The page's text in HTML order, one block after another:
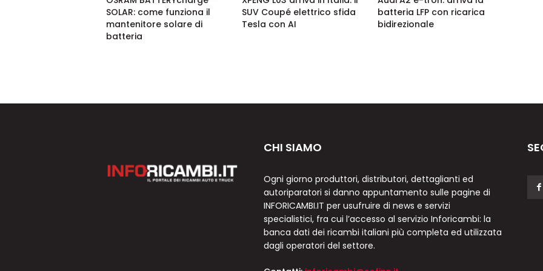
SOLAR: come funziona il
mantenitore solare di
batteria
SUV Coupé elettrico sfida
Tesla con AI
batteria LFP con ricarica
bidirezionale
CHI SIAMO
Ogni giorno produttori, distributori, dettaglianti ed
autoriparatori si danno appuntamento sulle pagine di
INFORICAMBI.IT per usufruire di news e servizi
specialistici, fra cui l’accesso al servizio Inforicambi: la
banca dati dei ricambi italiani più completa ed utilizzata
dagli operatori del settore.